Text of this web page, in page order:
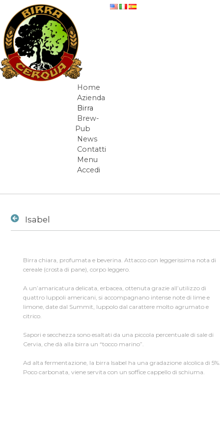
Salta al contenuto
Isabel - beer-detailNavigazione
Home
Azienda
Birra
Brew-
Pub
News
Contatti
Menu
Accedi
Elementi Navigazione
Isabel
Birra chiara, profumata e beverina. Attacco con leggerissima nota di
cereale (crosta di pane), corpo leggero.
A un’amaricatura delicata, erbacea, ottenuta grazie all’utilizzo di
quattro luppoli americani, si accompagnano intense note di lime e
limone, date dal Summit, luppolo dal carattere molto agrumato e
citrico.
Sapori e secchezza sono esaltati da una piccola percentuale di sale di
Cervia, che dà alla birra un “tocco marino”.
Ad alta fermentazione, la birra Isabel ha una gradazione alcolica di
Poco carbonata, viene servita con un soffice cappello di schiuma.